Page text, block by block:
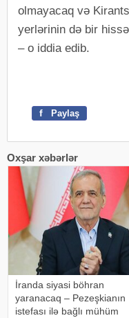
olmayacaq və
yerlərinin də bir
– o iddia edib.
f Paylaş
Oxşar xəbərlər
İranda siyasi böhran
yaranacaq – Pezeşkianın
istefası ilə bağlı mühüm